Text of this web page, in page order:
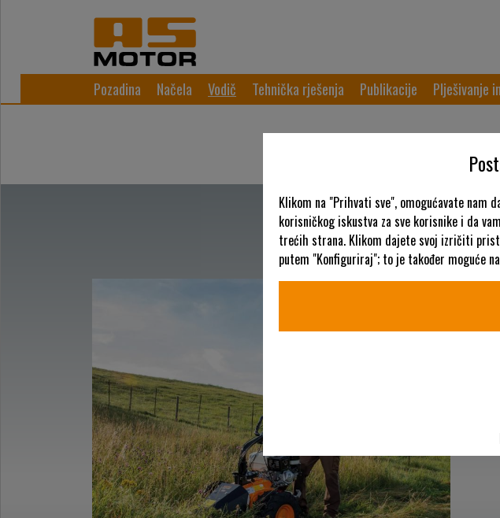
Pozadina Načela Vodič Tehnička rješenja Publikacije Plješivanje
Klikom na "Prihvati sve", omogućavate nam
korisničkog iskustva za sve korisnike i da
trećih strana. Klikom dajete svoj izričiti
putem "Konfiguriraj"; to je također moguće